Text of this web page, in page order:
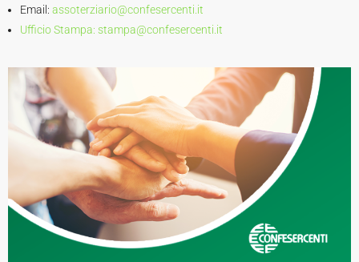
Email: assoterziario@confesercenti.it
Ufficio Stampa: stampa@confesercenti.it